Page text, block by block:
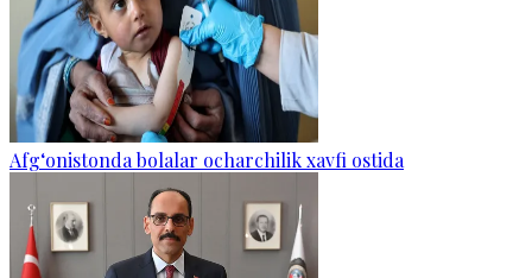
Afg‘onistonda bolalar ocharchilik xavfi ostida